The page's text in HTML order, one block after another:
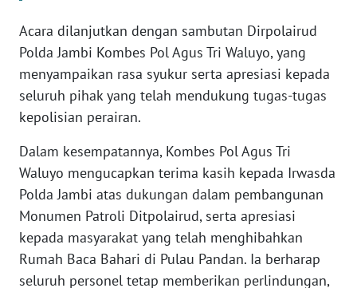
Acara dilanjutkan dengan sambutan Dirpolairud
Polda Jambi Kombes Pol Agus Tri Waluyo, yang
menyampaikan rasa syukur serta apresiasi kepada
seluruh pihak yang telah mendukung tugas-tugas
kepolisian perairan.
Dalam kesempatannya, Kombes Pol Agus Tri
Waluyo mengucapkan terima kasih kepada Irwasda
Polda Jambi atas dukungan dalam pembangunan
Monumen Patroli Ditpolairud, serta apresiasi
kepada masyarakat yang telah menghibahkan
Rumah Baca Bahari di Pulau Pandan. Ia berharap
seluruh personel tetap memberikan perlindungan,
WN
JAKARTA
JABAR
WN
NTT
WN
KEPRI